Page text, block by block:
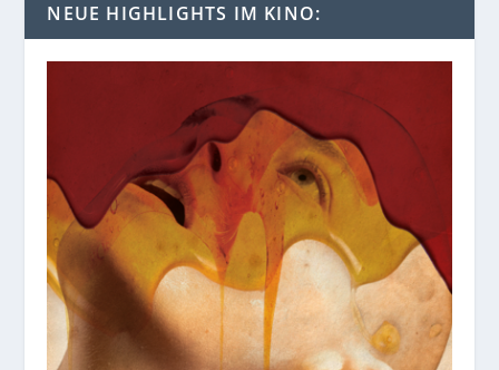
NEUE HIGHLIGHTS IM KINO: